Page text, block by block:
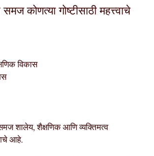
कोणत्या गोष्टीसाठी महत्त्वाचे
विकास
शालेय, शैक्षणिक आणि व्यक्तिमत्व
आहे.